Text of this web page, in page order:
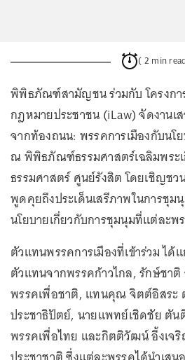
( 2 min
พิพิธภัณฑ์สามัญชน ร่วมกับ โครงกา
กฎหมายประชาชน (iLaw) จัดงานเ
จากท้องถนน: พรรคการเมืองกับนโ
ณ พิพิธภัณฑ์ธรรมศาสตร์เฉลิมพระ
ธรรมศาสตร์ ศูนย์รังสิต โดยเชิญชว
พูดคุยถึงประเด็นเสรีภาพในการชุม
นโยบายเกี่ยวกับการชุมนุมที่แต่ละพ
ตัวแทนพรรคการเมืองที่เข้าร่วม ไ
ตัวแทนจากพรรคก้าวไกล, รักษ์ชา
พรรคเพื่อชาติ, แทนคุณ จิตต์อิสระ
ประชาธิปัตย์, นายแพทย์เชิดชัย ตั
พรรคเพื่อไทย และกิตติวัฒน์ อึ้งเจ